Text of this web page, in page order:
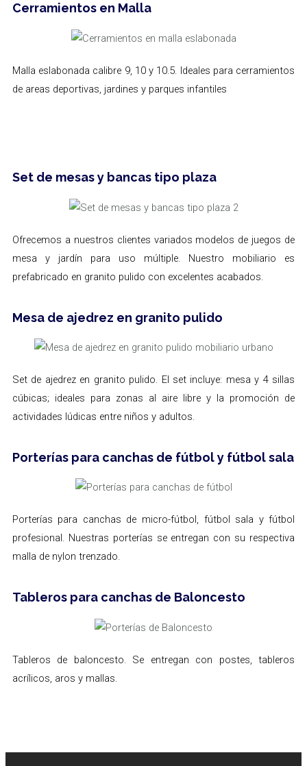
Cerramientos en Malla
Malla eslabonada calibre 9, 10 y 10.5. Ideales para cerramientos
de areas deportivas, jardines y parques infantiles
Set de mesas y bancas tipo plaza
Ofrecemos a nuestros clientes variados modelos de juegos de
mesa y jardín para uso múltiple. Nuestro mobiliario es
prefabricado en granito pulido con excelentes acabados.
Mesa de ajedrez en granito pulido
Set de ajedrez en granito pulido. El set incluye: mesa y 4 sillas
cúbicas; ideales para zonas al aire libre y la promoción de
actividades lúdicas entre niños y adultos.
Porterías para canchas de fútbol y fútbol sala
Porterías para canchas de micro-fútbol, fútbol sala y fútbol
profesional. Nuestras porterías se entregan con su respectiva
malla de nylon trenzado.
Tableros para canchas de Baloncesto
Tableros de baloncesto. Se entregan con postes, tableros
acrílicos, aros y mallas.